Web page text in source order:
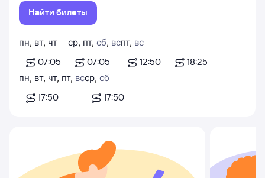
Найти билеты
пн, вт, чт
07:05
ср, пт, сб, вс
07:05
пт, вс
12:50
18:25
пн, вт, чт, пт, вс
17:50
ср, сб
17:50